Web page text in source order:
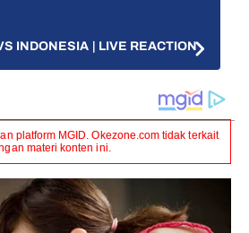
INDONESIA | LIVE REACTION